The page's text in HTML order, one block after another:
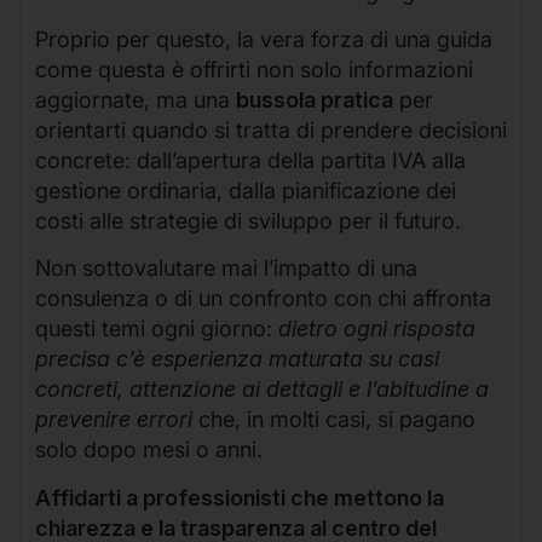
Proprio per questo, la vera forza di una guida
come questa è offrirti non solo informazioni
aggiornate, ma una bussola pratica per
orientarti quando si tratta di prendere decisioni
concrete: dall’apertura della partita IVA alla
gestione ordinaria, dalla pianificazione dei
costi alle strategie di sviluppo per il futuro.
Non sottovalutare mai l’impatto di una
consulenza o di un confronto con chi affronta
questi temi ogni giorno: dietro ogni risposta
precisa c’è esperienza maturata su casi
concreti, attenzione ai dettagli e l’abitudine a
prevenire errori che, in molti casi, si pagano
solo dopo mesi o anni.
Affidarti a professionisti che mettono la
chiarezza e la trasparenza al centro del